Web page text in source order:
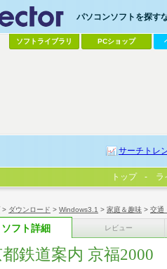
> ダウンロード > Windows3.1 > 家庭＆趣味 > 交通
ソフト詳細 レビュー
鉄道案内 京福2000
パソコンソフトを探す
ソフトライブラリ PCショップ
サーチトレ
トップ ラ